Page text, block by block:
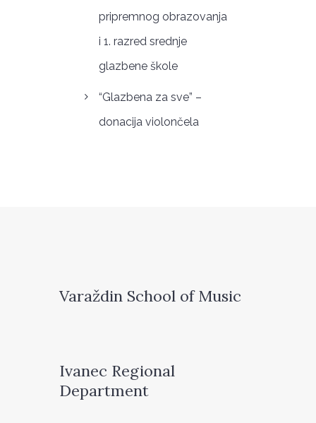
pripremnog obrazovanja
i 1. razred srednje
glazbene škole
“Glazbena za sve” –
donacija violončela
Varaždin School of Music
Ivanec Regional
Department